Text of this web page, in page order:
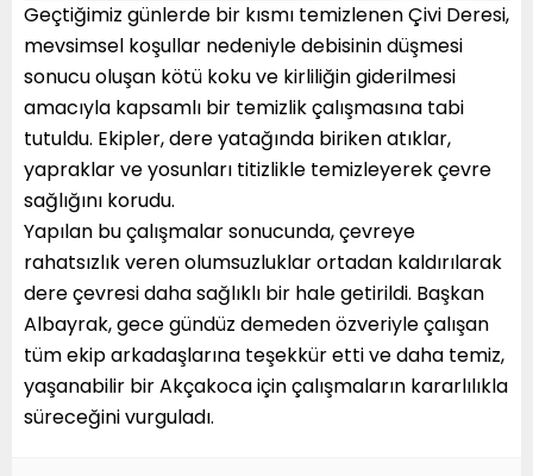
Geçtiğimiz günlerde bir kısmı temizlenen Çivi Deresi,
mevsimsel koşullar nedeniyle debisinin düşmesi
sonucu oluşan kötü koku ve kirliliğin giderilmesi
amacıyla kapsamlı bir temizlik çalışmasına tabi
tutuldu. Ekipler, dere yatağında biriken atıklar,
yapraklar ve yosunları titizlikle temizleyerek çevre
sağlığını korudu.
Yapılan bu çalışmalar sonucunda, çevreye
rahatsızlık veren olumsuzluklar ortadan kaldırılarak
dere çevresi daha sağlıklı bir hale getirildi. Başkan
Albayrak, gece gündüz demeden özveriyle çalışan
tüm ekip arkadaşlarına teşekkür etti ve daha temiz,
yaşanabilir bir Akçakoca için çalışmaların kararlılıkla
süreceğini vurguladı.